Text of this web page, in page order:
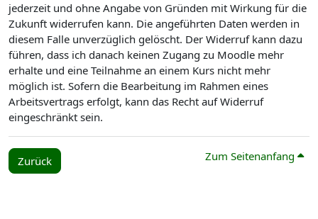
jederzeit und ohne Angabe von Gründen mit Wirkung für die
Zukunft widerrufen kann. Die angeführten Daten werden in
diesem Falle unverzüglich gelöscht. Der Widerruf kann dazu
führen, dass ich danach keinen Zugang zu Moodle mehr
erhalte und eine Teilnahme an einem Kurs nicht mehr
möglich ist. Sofern die Bearbeitung im Rahmen eines
Arbeitsvertrags erfolgt, kann das Recht auf Widerruf
eingeschränkt sein.
Zurück Zum Seitenanfang